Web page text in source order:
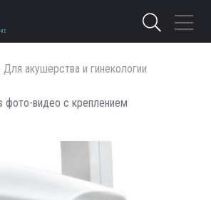
Для акушерства и гинекологии
фото-видео с креплением